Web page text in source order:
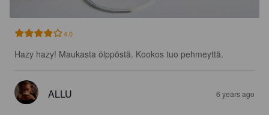
4.0
Hazy hazy! Maukasta ölppöstä. Kookos tuo pehmeyttä.
ALLU 6 years ago